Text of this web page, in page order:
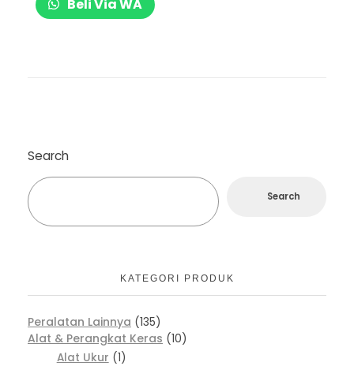
Beli Via WA
Search
Search
KATEGORI PRODUK
Peralatan Lainnya 135
Alat & Perangkat Keras 10
Alat Ukur
1